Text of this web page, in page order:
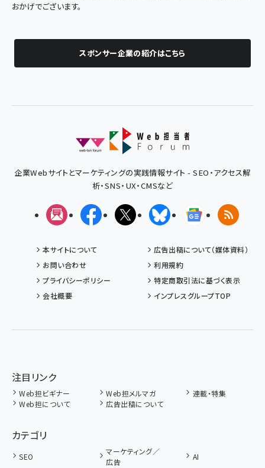
おかげでございます。
スポンサー企業の紹介はこちら
企業Webサイトとマーケティングの実践情報サイト - SEO・アクセス解
析・SNS・UX・CMSなど
メルマガFacebookX(エックス)BlueskyGoogleニュ
RSS
本サイトについて
広告出稿について（媒体資料）
お問い合わせ
利用規約
プライバシーポリシー
特定商取引法に基づく表示
会社概要
インプレスグループTOP
注目リンク
Web担ビギナー Web担メルマガ
連載・特集
Web担について
広告出稿について
カテゴリ
SEO
マーケティング／
広告
AI